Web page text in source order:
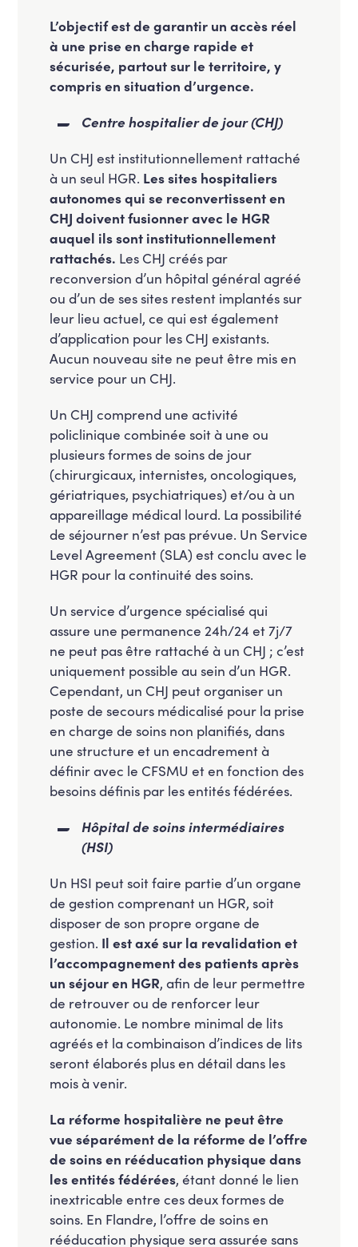
L’objectif est de garantir un accès réel
à une prise en charge rapide et
sécurisée, partout sur le territoire, y
compris en situation d’urgence.
Centre hospitalier de jour (CHJ)
Un CHJ est institutionnellement rattaché
à un seul HGR. Les sites hospitaliers
autonomes qui se reconvertissent en
CHJ doivent fusionner avec le HGR
auquel ils sont institutionnellement
rattachés. Les CHJ créés par
reconversion d’un hôpital général agréé
ou d’un de ses sites restent implantés sur
leur lieu actuel, ce qui est également
d’application pour les CHJ existants.
Aucun nouveau site ne peut être mis en
service pour un CHJ.
Un CHJ comprend une activité
policlinique combinée soit à une ou
plusieurs formes de soins de jour
(chirurgicaux, internistes, oncologiques,
gériatriques, psychiatriques) et/ou à un
appareillage médical lourd. La possibilité
de séjourner n’est pas prévue. Un Service
Level Agreement (SLA) est conclu avec le
HGR pour la continuité des soins.
Un service d’urgence spécialisé qui
assure une permanence 24h/24 et 7j/7
ne peut pas être rattaché à un CHJ ; c’est
uniquement possible au sein d’un HGR.
Cependant, un CHJ peut organiser un
poste de secours médicalisé pour la prise
en charge de soins non planifiés, dans
une structure et un encadrement à
définir avec le CFSMU et en fonction des
besoins définis par les entités fédérées.
Hôpital de soins intermédiaires
(HSI)
Un HSI peut soit faire partie d’un organe
de gestion comprenant un HGR, soit
disposer de son propre organe de
gestion. Il est axé sur la revalidation et
l’accompagnement des patients après
un séjour en HGR, afin de leur permettre
de retrouver ou de renforcer leur
autonomie. Le nombre minimal de lits
agréés et la combinaison d’indices de lits
seront élaborés plus en détail dans les
mois à venir.
La réforme hospitalière ne peut être
vue séparément de la réforme de l’offre
de soins en rééducation physique dans
les entités fédérées, étant donné le lien
inextricable entre ces deux formes de
soins. En Flandre, l’offre de soins en
rééducation physique sera assurée sans